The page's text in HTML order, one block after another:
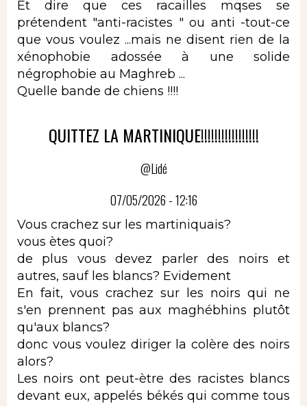
Et dire que ces racailles mqses se
prétendent "anti-racistes " ou anti -tout-ce
que vous voulez ...mais ne disent rien de la
xénophobie adossée à une solide
négrophobie au Maghreb ...
Quelle bande de chiens !!!!
QUITTEZ LA MARTINIQUE!!!!!!!!!!!!!!!!!
@Lidé
07/05/2026 - 12:16
Vous crachez sur les martiniquais?
vous ètes quoi?
de plus vous devez parler des noirs et
autres, sauf les blancs? Evidement
En fait, vous crachez sur les noirs qui ne
s'en prennent pas aux maghébhins plutôt
qu'aux blancs?
donc vous voulez diriger la colère des noirs
alors?
Les noirs ont peut-ètre des racistes blancs
devant eux, appelés békés qui comme tous